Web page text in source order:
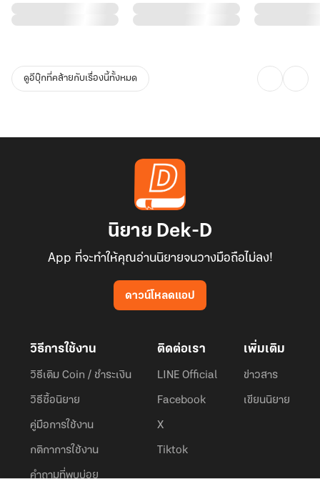
ดูอีบุ๊กที่คล้ายกับเรื่องนี้ทั้งหมด
นิยาย Dek-D
App ที่จะทำให้คุณอ่านนิยายจนวางมือถือไม่ลง!
ดาวน์โหลดแอป
วิธีการใช้งาน
วิธีเติม Coin / ชำระเงิน
วิธีซื้อนิยาย
คู่มือการใช้งาน
กติกาการใช้งาน
คำถามที่พบบ่อย
ติดต่อเรา
LINE Official
Facebook
X
Tiktok
เพิ่มเติม
ข่าวสาร
เขียนนิยาย